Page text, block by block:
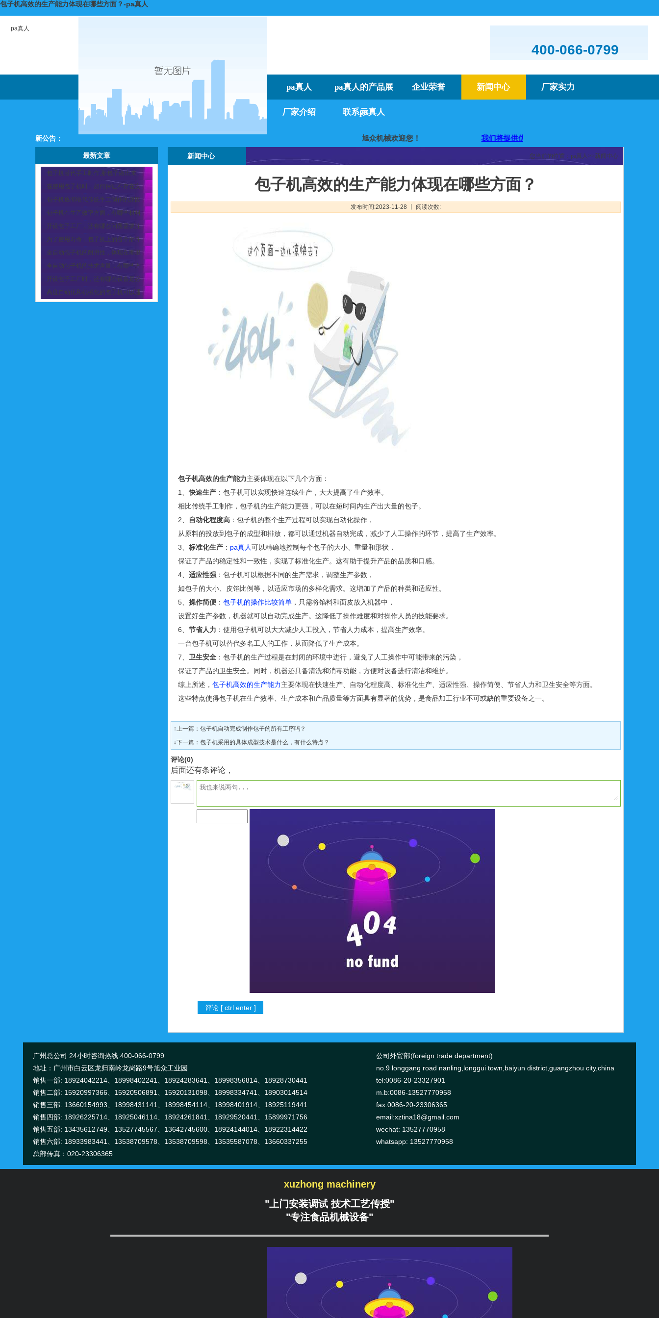
包子机高效的生产能力体现在哪些方面？-pa真人
pa真人
400-066-0799
pa真人 pa真人的产品展
示
企业荣誉 新闻中心 厂家实力
厂家介绍 联系pa真人
新公告： 旭众机械欢迎您！ 我们将提供优质的产品及服务，欢迎咨询购买
最新文章
包子机替代手工制作,那包子做出来
在使用包子机时，如何保证不存在安
包子机逐渐取代传统手工制作的原因
包子机在生产效率方面，有哪些材料
开设包子工厂，还有哪些问题需要注
为了使用寿命，包子机上的各个部件
全自动包子机的耐用性，体现在哪里
全自动包子机的技术含量，有哪些方
开设包子工厂时，还有哪些设备是必
高度自动化和机械化的包子机可以通
您当前的位置： pa真人 >>新闻中心
新闻中心
包子机高效的生产能力体现在哪些方面？
发布时间:2023-11-28 丨 阅读次数:
包子机高效的生产能力主要体现在以下几个方面：
1、快速生产 ：包子机可以实现快速连续生产，大大提高了生产效率。
相比传统手工制作，包子机的生产能力更强，可以在短时间内生产出大量的包子。
2、
自动化程度高 ：包子机的整个生产过程可以实现自动化操作，
从原料的投放到包子的成型和排放，都可以通过机器自动完成，减少了人工操作的环节，提高了生产效率。
3、 标准化生产 ： pa真人可以精确地控制每个包子的大小、重量和形状，
保证了产品的稳定性和一致性，实现了标准化生产。这有助于提升产品的品质和口感。
4、 适应性强 ：包子机可以根据不同的生产需求，调整生产参数，
如包子的大小、皮馅比例等，以适应市场的多样化需求。这增加了产品的种类和适应性。
5、 操作简便 ： 包子机的操作比较简单 ，只需将馅料和面皮放入机器中，
设置好生产参数，机器就可以自动完成生产。这降低了操作难度和对操作人员的技能要求。
6、 节省人力 ：使用包子机可以大大减少人工投入，节省人力成本，提高生产效率。
一台包子机可以替代多名工人的工作，从而降低了生产成本。
7、 卫生安全 ：包子机的生产过程是在封闭的环境中进行，避免了人工操作中可能带来的污染，
保证了产品的卫生安全。同时，机器还具备清洗和消毒功能，方便对设备进行清洁和维护。
综上所述， 包子机高效的生产能力主要体现在快速生产、自动化程度高、标准化生产、适应性强、操作简便、节省人力和卫生安全等方面。
这些特点使得包子机在生产效率、生产成本和产品质量等方面具有显著的优势，是食品加工行业不可或缺的重要设备之一。
↑上一篇： 包子机自动完成制作包子的所有工序吗？
↓下一篇： 包子机采用的具体成型技术是什么，有什么特点？
评论(0)
后面还有条评论，
广州总公司 24小时咨询热线:400-066-0799
地址：广州市白云区龙归南岭龙岗路9号旭众工业园
销售一部: 18924042214、18998402241、18924283641、18998356814、18928730441
销售二部: 15920997366、15920506891、15920131098、18998334741、18903014514
销售三部: 13660154993、18998431141、18998454114、18998401914、18925119441
销售四部: 18926225714、18925046114、18924261841、18929520441、15899971756
销售五部: 13435612749、13527745567、13642745600、18924144014、18922314422
销售六部: 18933983441、13538709578、13538709598、13535587078、13660337255
总部传真：020-23306365
公司外贸部(foreign trade department)
no.9 longgang road nanling,longgui town,baiyun district,guangzhou city,china
tel:0086-20-23327901
m.b:0086-13527770958
fax:0086-20-23306365
email:xztina18@gmail.com
wechat: 13527770958
whatsapp: 13527770958
xuzhong machinery
"上门安装调试 技术工艺传授"
"专注食品机械设备"